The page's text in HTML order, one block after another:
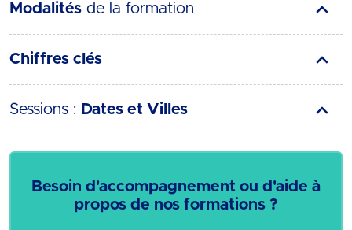
Modalités de la formation
Chiffres clés
Sessions : Dates et Villes
Besoin d'accompagnement ou d'aide à
propos de nos formations ?